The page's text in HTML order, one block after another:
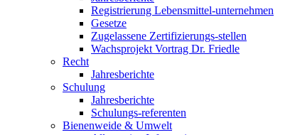
Registrierung Lebensmittel-unternehmen
Gesetze
Zugelassene Zertifizierungs-stellen
Wachsprojekt Vortrag Dr. Friedle
Recht
Jahresberichte
Schulung
Jahresberichte
Schulungs-referenten
Bienenweide & Umwelt